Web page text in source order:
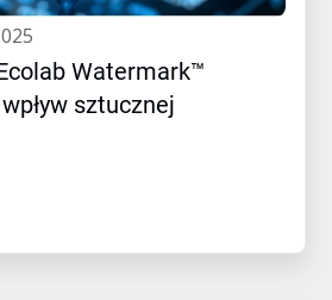
Watermark™
sztucznej